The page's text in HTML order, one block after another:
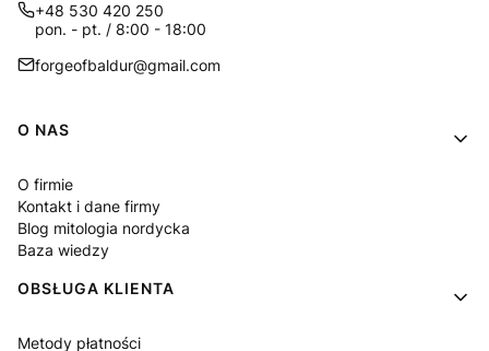
+48 530 420 250
pon. - pt. / 8:00 - 18:00
forgeofbaldur@gmail.com
Linki w stopce
O NAS
O firmie
Kontakt i dane firmy
Blog mitologia nordycka
Baza wiedzy
OBSŁUGA KLIENTA
Metody płatności